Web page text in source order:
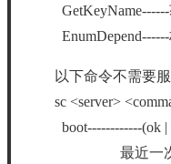
GetKeyName------获
EnumDepend------
以下命令不需要服
sc <server>
boot------------(ok |
最近一次已知